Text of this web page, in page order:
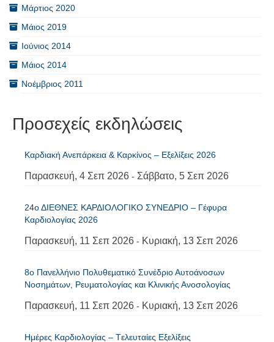
Μάρτιος 2020
Μάιος 2019
Ιούνιος 2014
Μάιος 2014
Νοέμβριος 2011
Προσεχείς εκδηλώσεις
Καρδιακή Ανεπάρκεια & Καρκίνος – Εξελίξεις 2026
Παρασκευή, 4 Σεπ 2026 - Σάββατο, 5 Σεπ 2026
24ο ΔΙΕΘΝΕΣ ΚΑΡΔΙΟΛΟΓΙΚΟ ΣΥΝΕΔΡΙΟ – Γέφυρα
Καρδιολογίας 2026
Παρασκευή, 11 Σεπ 2026 - Κυριακή, 13 Σεπ 2026
8ο Πανελλήνιο Πολυθεµατικό Συνέδριο Αυτοάνοσων
Νοσηµάτων, Ρευµατολογίας και Κλινικής Ανοσολογίας
Παρασκευή, 11 Σεπ 2026 - Κυριακή, 13 Σεπ 2026
Ημέρες Καρδιολογίας – Tελευταίες Εξελίξεις